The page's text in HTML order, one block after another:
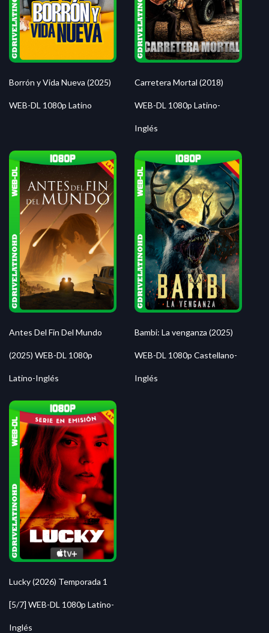
Borrón y Vida Nueva (2025)
WEB-DL 1080p Latino
Carretera Mortal (2018)
WEB-DL 1080p Latino-
Inglés
Antes Del Fin Del Mundo
(2025) WEB-DL 1080p
Latino-Inglés
Bambi: La venganza (2025)
WEB-DL 1080p Castellano-
Inglés
Lucky (2026) Temporada 1
[5/7] WEB-DL 1080p Latino-
Inglés